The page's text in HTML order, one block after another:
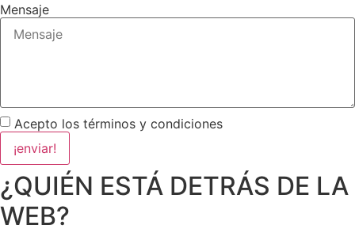
Mensaje
Acepto los términos y condiciones
¡enviar!
¿QUIÉN ESTÁ DETRÁS DE LA
WEB?